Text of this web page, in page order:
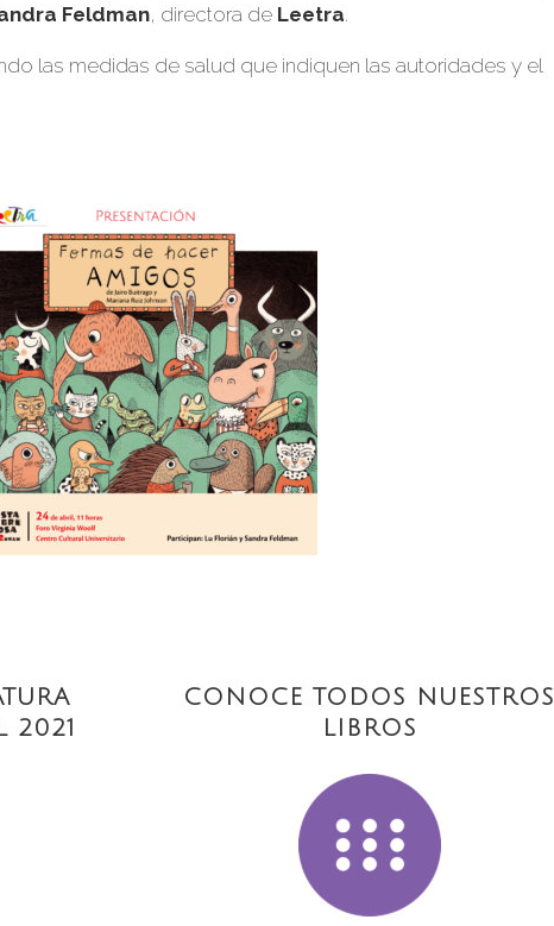
Feldman, directora de Leetra.
las medidas de salud que indiquen las autoridades y el
2021
CONOCE TODOS NUESTROS
LIBROS